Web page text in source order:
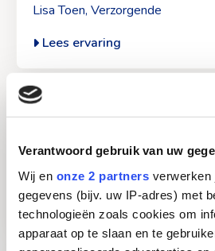
Verantwoord gebruik van uw
Wij en onze 2 partners verwerken
gegevens (bijv. uw IP-adres) met
technologieën zoals cookies om
apparaat op te slaan en te
Lisa Toen, Verzorgende
Lees ervaring
Lees
ervaring
Team
Uitbureau
Torendael>
we elkaar aan."
Team Uitbureau Torendael,
Lees ervaring